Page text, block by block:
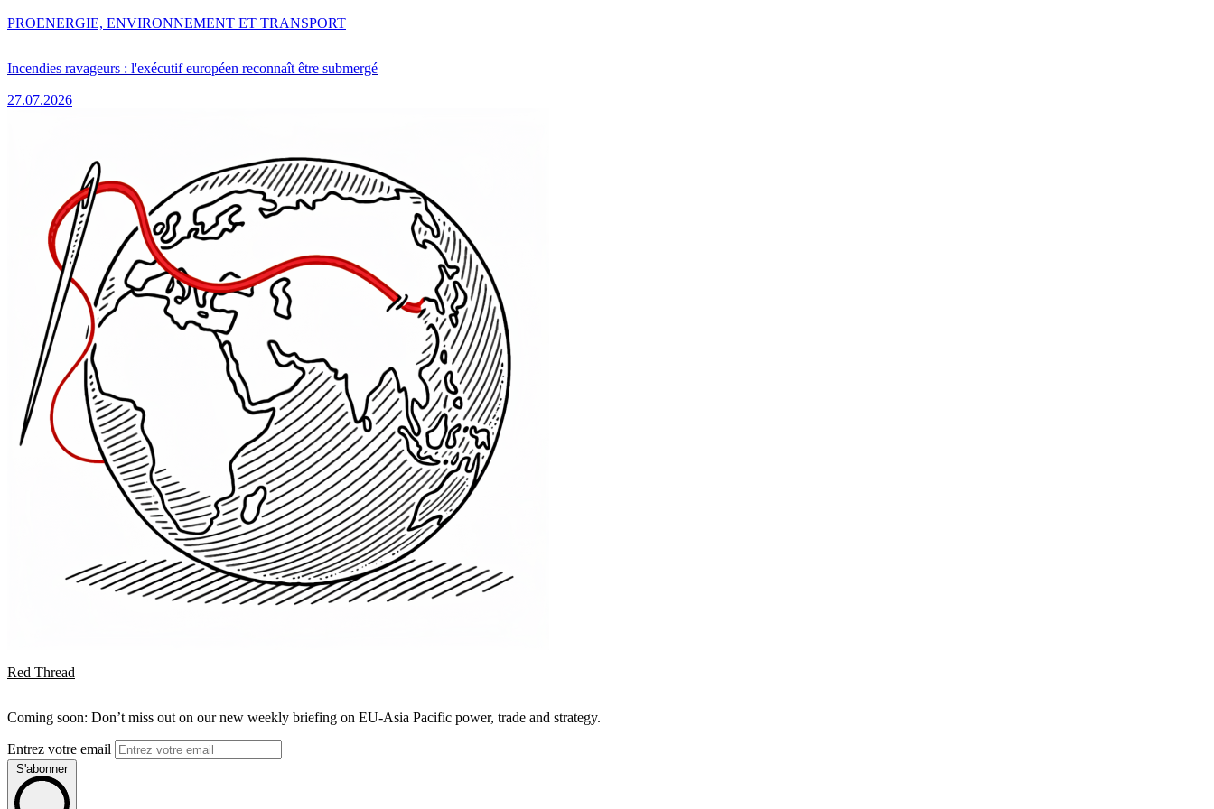
Incendies ravageurs : l'exécutif européen reconnaît être submergé
27.07.2026
PROENERGIE, ENVIRONNEMENT ET TRANSPORT
Red Thread
Coming soon: Don’t miss out on our new weekly briefing on EU-Asia Pacific power, trade and strategy.
Entrez votre email
S'abonner